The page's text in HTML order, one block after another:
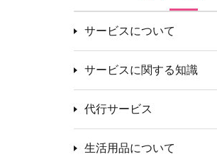
サービスについて
サービスに関する知識
代行サービス
生活用品について